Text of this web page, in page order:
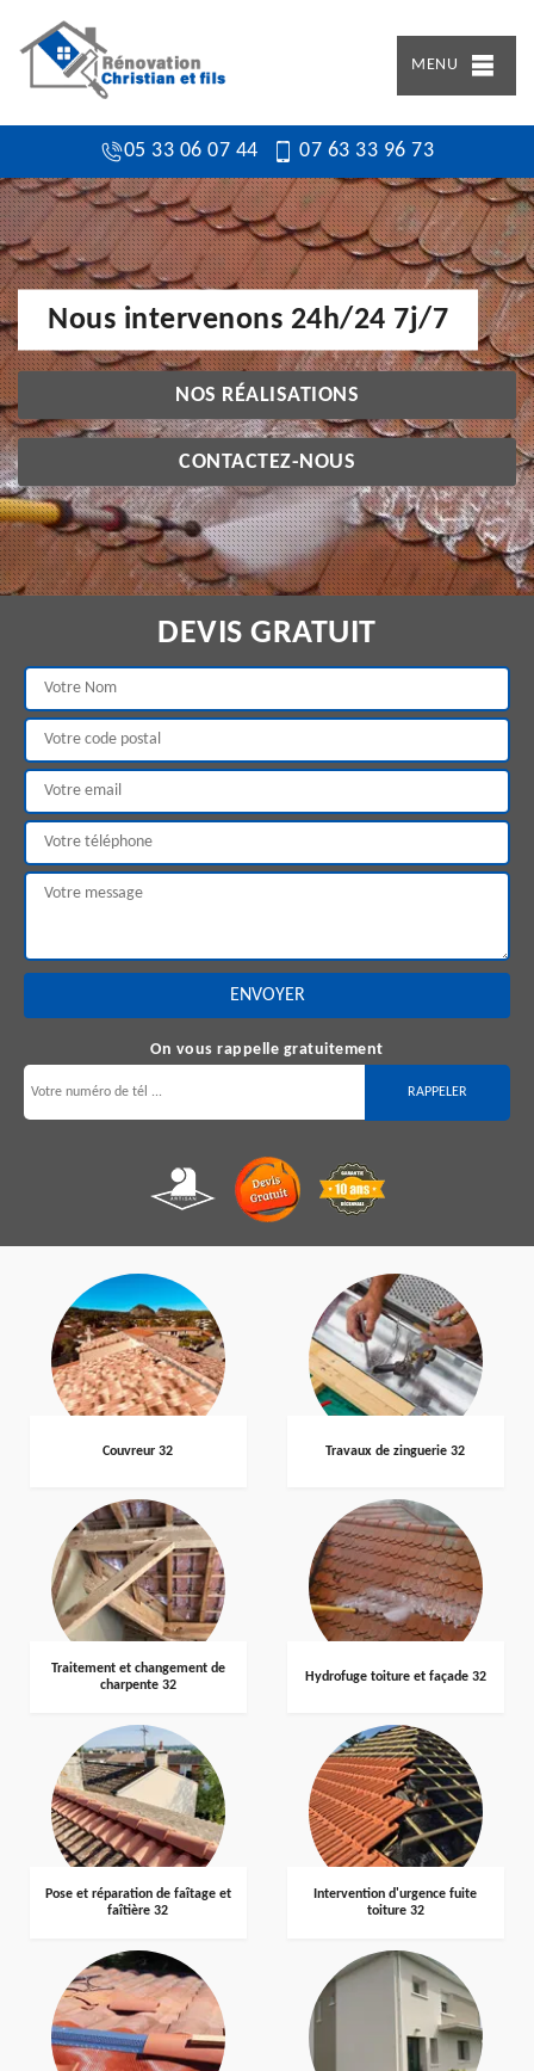
MENU
05 33 06 07 44 07 63 33 96 73
Nous intervenons 24h/24 7j/7
NOS RÉALISATIONS
CONTACTEZ-NOUS
DEVIS GRATUIT
On vous rappelle gratuitement
Couvreur 32 Travaux de zinguerie 32
Traitement et changement de
charpente 32
Hydrofuge toiture et façade 32
Pose et réparation de faîtage et
faîtière 32
Intervention d'urgence fuite
toiture 32